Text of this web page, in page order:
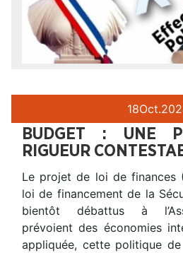
18Oct.
BUDGET : UNE
RIGUEUR
Le projet de loi de finances
loi de financement de la
bientôt débattus à
prévoient des économies
appliquée, cette politique